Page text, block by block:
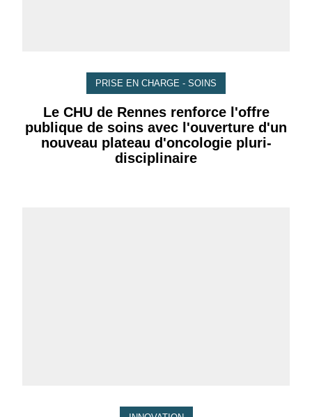
PRISE EN CHARGE - SOINS
Le CHU de Rennes renforce l'offre
publique de soins avec l'ouverture d'un
nouveau plateau d'oncologie pluri-
disciplinaire